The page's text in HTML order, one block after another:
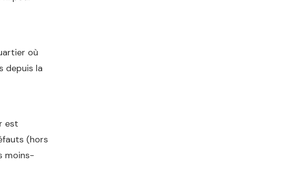
où
depuis la
est
(hors
moins-